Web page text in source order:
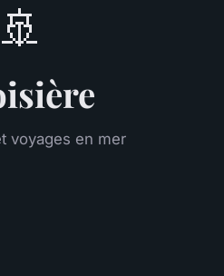
🚢
voyages en mer